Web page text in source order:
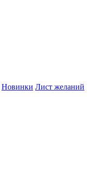
Новинки Лист желаний